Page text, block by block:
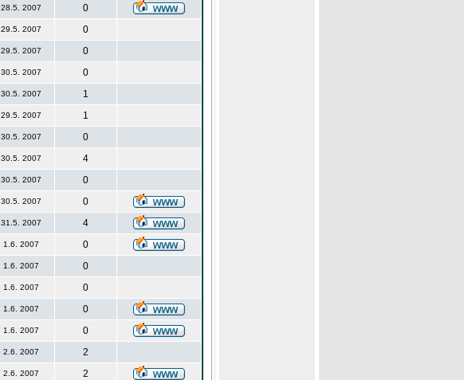
28.5. 2007
0
29.5. 2007
0
29.5. 2007
0
30.5. 2007
0
30.5. 2007
1
29.5. 2007
1
30.5. 2007
0
30.5. 2007
4
30.5. 2007
0
30.5. 2007
0
31.5. 2007
4
1.6. 2007
0
1.6. 2007
0
1.6. 2007
0
1.6. 2007
0
1.6. 2007
0
2.6. 2007
2
2.6. 2007
2